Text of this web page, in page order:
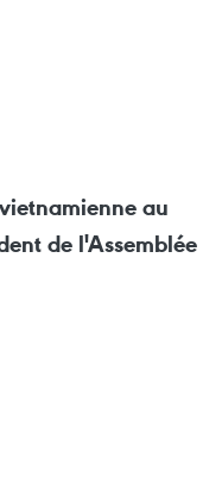
au
de l'Assemblée